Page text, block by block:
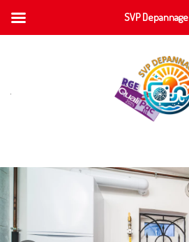
SVP Depannage